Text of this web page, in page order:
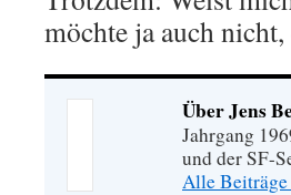
möchte ja auch
Über Jens
Jahrgang
und der SF-
Alle Beiträge